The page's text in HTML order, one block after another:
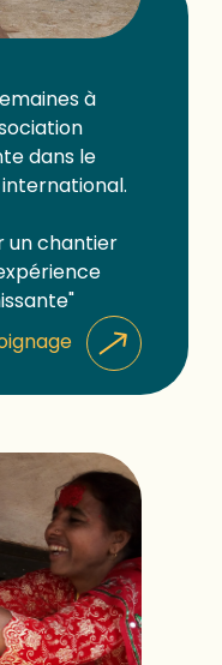
à
dans le
un chantier